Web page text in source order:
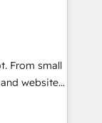
🌟
—
From small
websites.
inch of
with your